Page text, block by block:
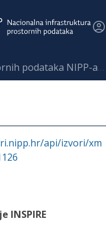
podataka NIPP-a
api/izvori/xm
INSPIRE